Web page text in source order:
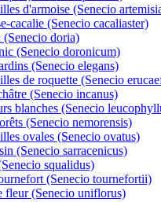
d'armoise (Senecio
cacalie (Senecio cacaliaster)
(Senecio doria)
(Senecio doronicum)
(Senecio elegans)
de roquette (Senecio
(Senecio incanus)
blanches (Senecio
(Senecio nemorensis)
ovales (Senecio ovatus)
(Senecio sarracenicus)
squalidus)
(Senecio tournefortii)
fleur (Senecio uniflorus)